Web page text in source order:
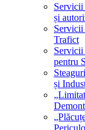
Servicii
și
Servicii
Trafict
Servicii
pentru
și